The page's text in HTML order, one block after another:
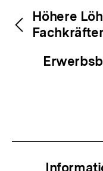
Inhaltsnavigation
Höhere